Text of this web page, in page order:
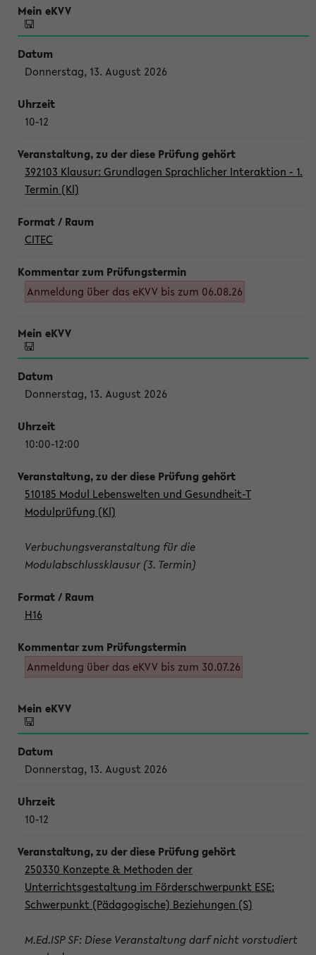
Donnerstag, 13. August 2026
10-12
392103 Klausur: Grundlagen Sprachlicher Interaktion - 1.
Termin (Kl)
CITEC
Anmeldung über das eKVV bis zum 06.08.26
Donnerstag, 13. August 2026
10:00-12:00
510185 Modul Lebenswelten und Gesundheit-T
Modulprüfung (Kl)
Verbuchungsveranstaltung für die
Modulabschlussklausur (3. Termin)
H16
Anmeldung über das eKVV bis zum 30.07.26
Donnerstag, 13. August 2026
10-12
250330 Konzepte & Methoden der
Unterrichtsgestaltung im Förderschwerpunkt ESE:
Schwerpunkt (Pädagogische) Beziehungen (S)
M.Ed.ISP SF: Diese Veranstaltung darf nicht vorstudiert